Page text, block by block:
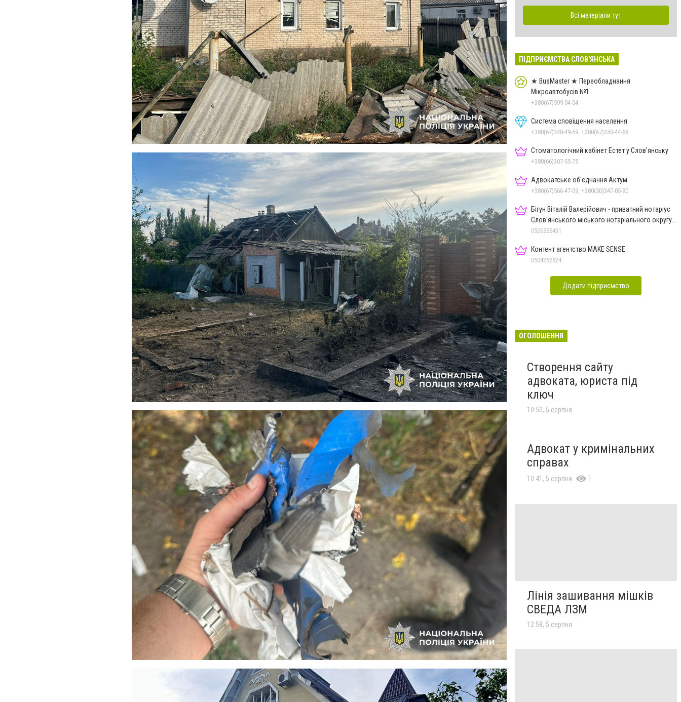
Всі матеріали тут
ПІДПРИЄМСТВА СЛОВ'ЯНСЬКА
★ BusMaster ★ Переобладнання
Мікроавтобусів №1
+380(67)599-04-04
Система сповіщення населення
+380(67)340-49-59, +380(67)350-44-68
Стоматологічний кабінет Естет у Слов'янську
+380(66)307-55-75
Адвокатське об'єднання Актум
+380(67)566-47-09, +380(50)347-05-80
Бігун Віталій Валерійович - приватний нотаріус
Слов'янського міського нотаріального округу
Дон.обл.
0506555431
Контент агентство MAKE SENSE
0504262624
Додати підприємство
ОГОЛОШЕННЯ
Створення сайту
адвоката, юриста під
ключ
10:50, 5 серпня
Адвокат у кримінальних
справах
10:41, 5 серпня 1
Лінія зашивання мішків
СВЕДА ЛЗМ
12:58, 5 серпня